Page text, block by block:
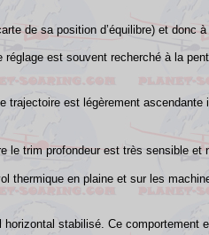
de sa position d’équilibre) et donc
est souvent recherché à la
est légèrement
trim profondeur est très sensible
thermique en plaine et sur les
stabilisé. Ce